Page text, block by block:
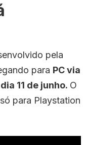
pela
para PC via
11 de junho. O
para Playstation